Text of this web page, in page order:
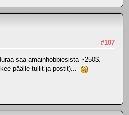
#107
saa amainhobbiesista ~250$.
päälle tullit ja postit)...